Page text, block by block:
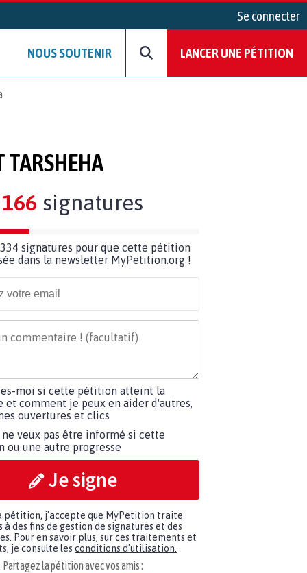
Se connecter
NOUS SOUTENIR LANCER UNE PÉTITION
TARSHEHA
166 signatures
signatures pour que cette pétition
dans la newsletter MyPetition.org !
moi si cette pétition atteint la
et comment je peux en aider d'autres,
ouvertures et clics
ne veux pas être informé si cette
ou une autre progresse
Je signe
pétition, j'accepte que MyPetition traite
à des fins de gestion de signatures et des
Pour en savoir plus, sur ces traitements et
je consulte les conditions d'utilisation.
Partagez la pétition avec vos amis :